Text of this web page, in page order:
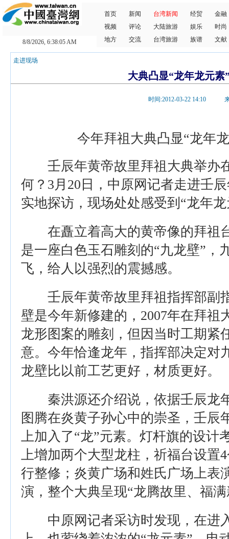
8/8/2026, 6:38:05 AM
首页 新闻 台湾新闻 经贸
金融
视频
评论 大陆旅游 娱乐
时尚
地方
交流 台湾旅游 族谱 文献
走进现场
大典凸显“龙年龙元素
时间:2012-03-22 14:10 来
今年拜祖大典凸显“龙年
壬辰年黄帝故里拜祖大典举办
何？3月20日，中原网记者走进壬
实地探访，现场处处感受到“龙年
在矗立着高大的黄帝像的拜祖
是一座白色玉石雕刻的“九龙壁”，
飞，给人以强烈的震撼感。
壬辰年黄帝故里拜祖指挥部副
壁是今年新修建的，2007年在拜祖
龙形图案的雕刻，但因当时工期紧
意。今年恰逢龙年，指挥部决定对
龙壁比以前工艺更好，材质更好。
秦洪源还介绍说，依据壬辰龙
图腾在炎黄子孙心中的崇圣，壬辰
上加入了“龙”元素。灯杆旗的设计
上增加两个大型龙柱，祈福台设置
行整修；炎黄广场和姓氏广场上表
演，整个大典呈现“龙腾故里、福
中原网记者采访时发现，在进